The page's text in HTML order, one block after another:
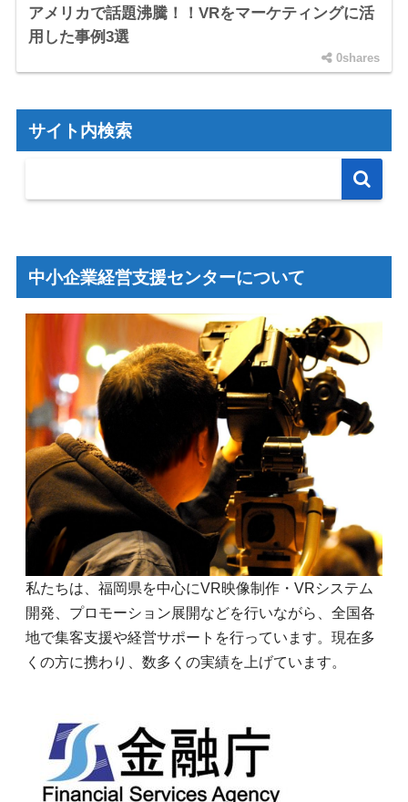
アメリカで話題沸騰！！VRをマーケティングに活
用した事例3選
0shares
サイト内検索
中小企業経営支援センターについて
私たちは、福岡県を中心にVR映像制作・VRシステム
開発、プロモーション展開などを行いながら、全国各
地で集客支援や経営サポートを行っています。現在多
くの方に携わり、数多くの実績を上げています。